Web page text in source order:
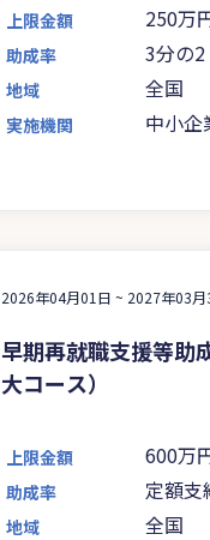
上限金額 250万
助成率
3分の
字事業
げ）
地域 全国
実施機関 中小企
2026年04月01日 ~ 2027年03月
早期再就職支援等助
大コース）
上限金額 600万
助成率 定額支
地域 全国